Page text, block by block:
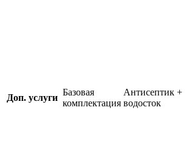
Доп. услуги
Базовая
комплектация
Антисептик +
водосток